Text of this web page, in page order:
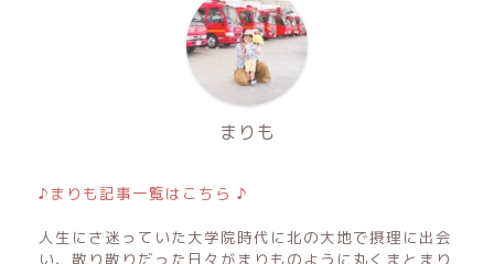
まりも
♪まりも記事一覧はこちら ♪
人生にさ迷っていた大学院時代に北の大地で摂理に出会
い、散り散りだった日々がまりものように丸くまとまり